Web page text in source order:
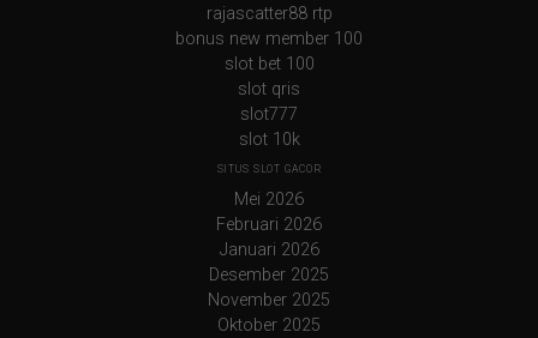
rajascatter88 rtp
bonus new member 100
slot bet 100
slot qris
slot777
slot 10k
SITUS SLOT GACOR
Mei 2026
Februari 2026
Januari 2026
Desember 2025
November 2025
Oktober 2025